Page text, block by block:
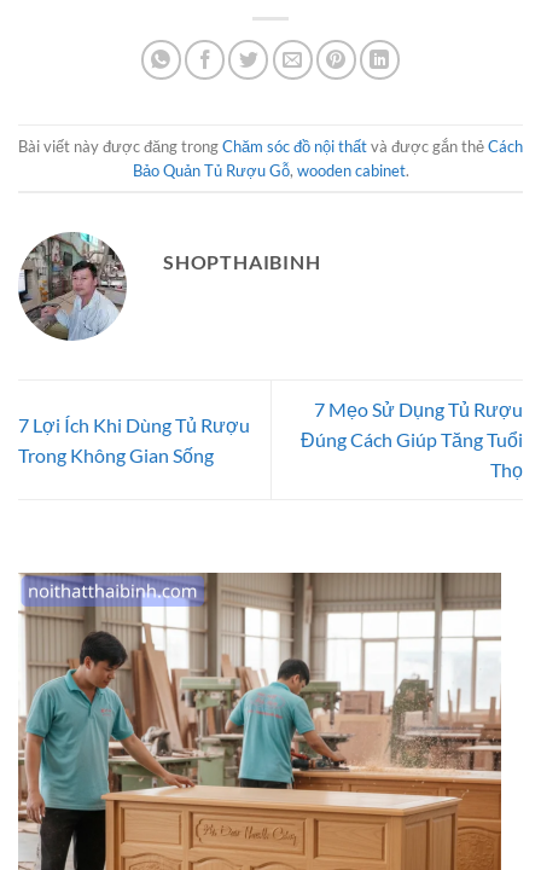
Bài viết này được đăng trongChăm sóc đồ nội thấtvà được gắn thẻCách
Bảo Quản Tủ Rượu Gỗ, wooden cabinet.
SHOPTHAIBINH
7 Lợi Ích Khi Dùng Tủ Rượu
Trong Không Gian Sống
7 Mẹo Sử Dụng Tủ Rượu
Đúng Cách Giúp Tăng Tuổi
Thọ